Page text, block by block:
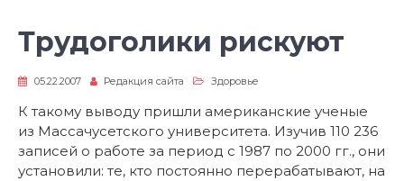
Трудоголики рискуют
05.22.2007 Редакция сайта Здоровье
К такому выводу пришли американские ученые
из Массачусетского университета. Изучив 110 236
записей о работе за период с 1987 по 2000 гг., они
установили: те, кто постоянно перерабатывают, на